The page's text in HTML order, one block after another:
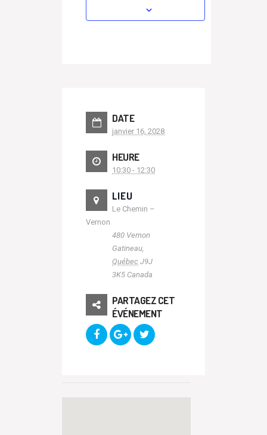
DATE
janvier 16, 2028
HEURE
10:30 - 12:30
LIEU
Le Chemin –
Vernon
480 Vernon
Gatineau,
Québec J9J
3K5 Canada
PARTAGEZ CET
ÉVÉNEMENT